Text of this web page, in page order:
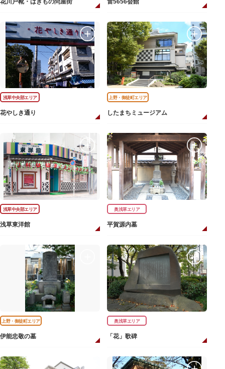
浅草中央部エリア
花やしき通り
上野・御徒町エリア
したまちミュージアム
浅草中央部エリア
浅草東洋館
奥浅草エリア
平賀源内墓
上野・御徒町エリア
伊能忠敬の墓
奥浅草エリア
「花」歌碑